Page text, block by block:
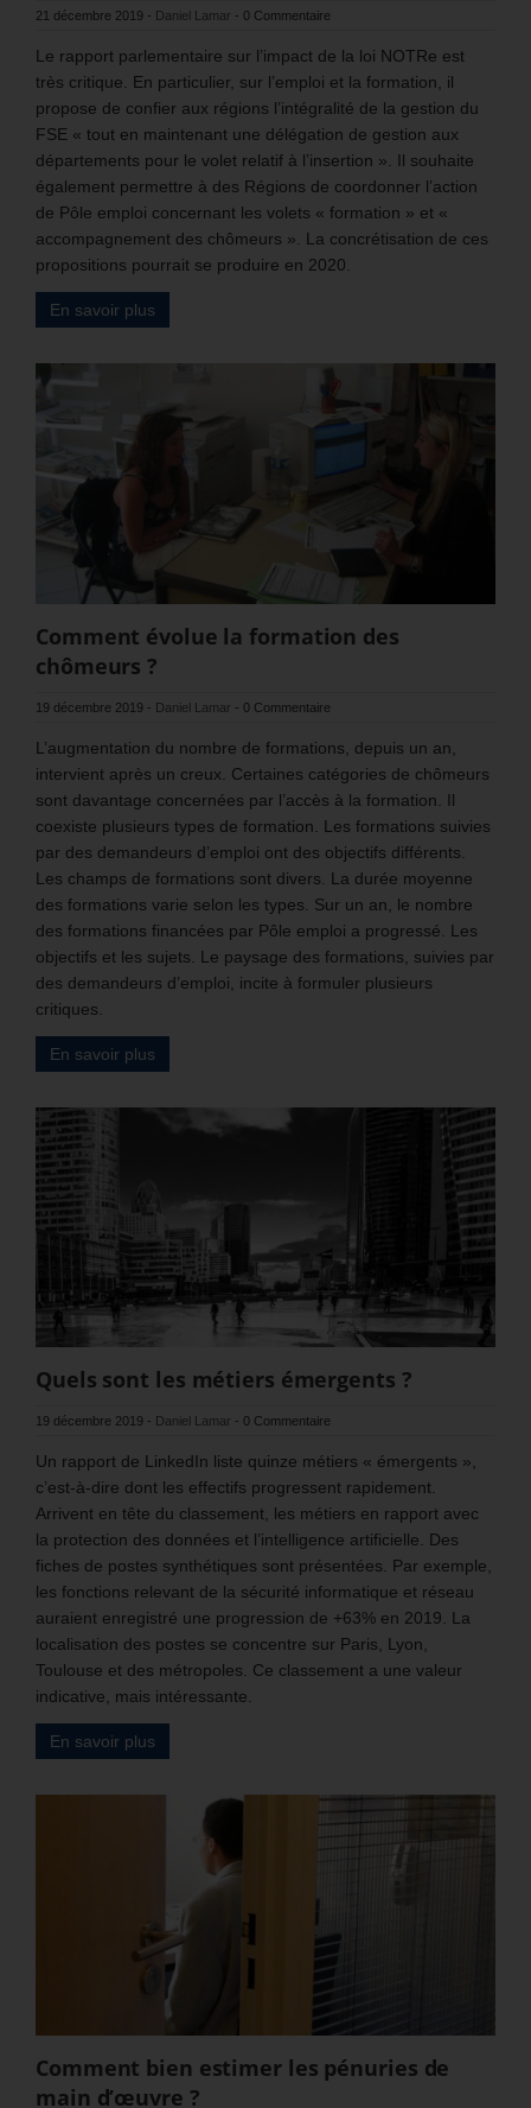
21 décembre 2019 - Daniel Lamar - 0 Commentaire
Le rapport parlementaire sur l’impact de la loi NOTRe est
très critique. En particulier, sur l’emploi et la formation, il
propose de confier aux régions l’intégralité de la gestion du
FSE « tout en maintenant une délégation de gestion aux
départements pour le volet relatif à l’insertion ». Il souhaite
également permettre à des Régions de coordonner l’action
de Pôle emploi concernant les volets « formation » et «
accompagnement des chômeurs ». La concrétisation de ces
propositions pourrait se produire en 2020.
En savoir plus
Comment évolue la formation des
chômeurs ?
19 décembre 2019 - Daniel Lamar - 0 Commentaire
L’augmentation du nombre de formations, depuis un an,
intervient après un creux. Certaines catégories de chômeurs
sont davantage concernées par l’accès à la formation. Il
coexiste plusieurs types de formation. Les formations suivies
par des demandeurs d’emploi ont des objectifs différents.
Les champs de formations sont divers. La durée moyenne
des formations varie selon les types. Sur un an, le nombre
des formations financées par Pôle emploi a progressé. Les
objectifs et les sujets. Le paysage des formations, suivies par
des demandeurs d’emploi, incite à formuler plusieurs
critiques.
En savoir plus
Quels sont les métiers émergents ?
19 décembre 2019 - Daniel Lamar - 0 Commentaire
Un rapport de LinkedIn liste quinze métiers « émergents »,
c’est-à-dire dont les effectifs progressent rapidement.
Arrivent en tête du classement, les métiers en rapport avec
la protection des données et l’intelligence artificielle. Des
fiches de postes synthétiques sont présentées. Par exemple,
les fonctions relevant de la sécurité informatique et réseau
auraient enregistré une progression de +63% en 2019. La
localisation des postes se concentre sur Paris, Lyon,
Toulouse et des métropoles. Ce classement a une valeur
indicative, mais intéressante.
En savoir plus
Comment bien estimer les pénuries de
main d’œuvre ?